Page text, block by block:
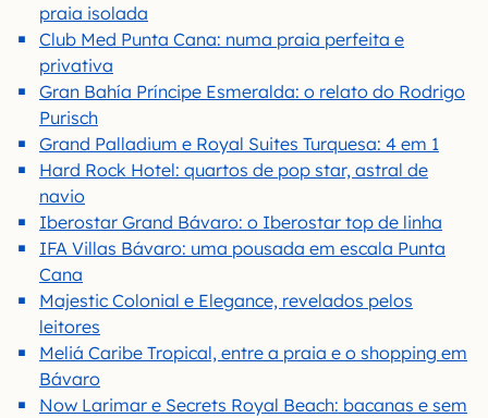
praia isolada
Club Med Punta Cana: numa praia perfeita e
privativa
Gran Bahía Príncipe Esmeralda: o relato do Rodrigo
Purisch
Grand Palladium e Royal Suites Turquesa: 4 em 1
Hard Rock Hotel: quartos de pop star, astral de
navio
Iberostar Grand Bávaro: o Iberostar top de linha
IFA Villas Bávaro: uma pousada em escala Punta
Cana
Majestic Colonial e Elegance, revelados pelos
leitores
Meliá Caribe Tropical, entre a praia e o shopping em
Bávaro
Now Larimar e Secrets Royal Beach: bacanas e sem